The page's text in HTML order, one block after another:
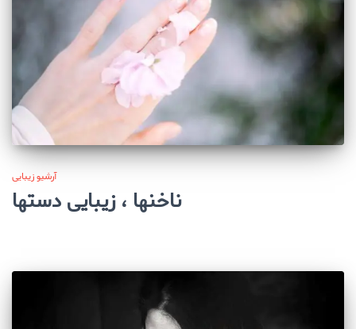
آرشیو زیبایی
ناخنها ، زیبایی دستها